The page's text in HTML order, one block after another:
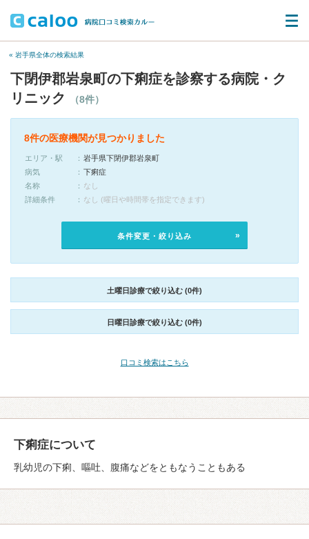
« 岩手県全体の検索結果
下閉伊郡岩泉町の下痢症を診察する病院・ク
リニック
（8件）
8件の医療機関が見つかりました
エリア・駅
岩手県下閉伊郡岩泉町
病気
下痢症
名称
なし
詳細条件
なし (曜日や時間帯を指定できます)
条件変更・絞り込み
土曜日診療で絞り込む (0件)
日曜日診療で絞り込む (0件)
口コミ検索はこちら
下痢症について
乳幼児の下痢、嘔吐、腹痛などをともなうこともある